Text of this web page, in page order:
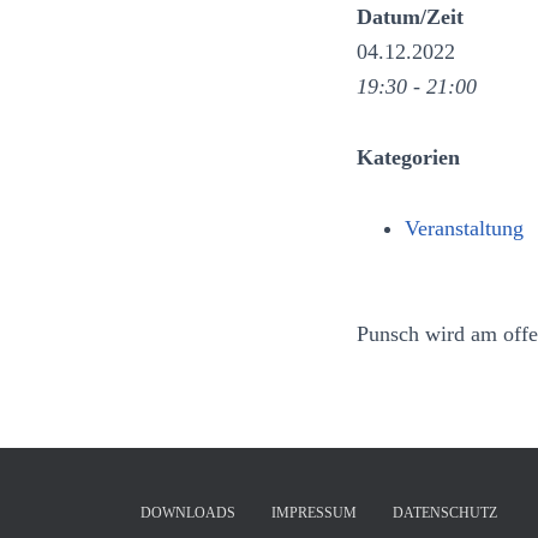
Datum/Zeit
04.12.2022
19:30 - 21:00
Kategorien
Veranstaltung
Punsch wird am
DOWNLOADS IMPRESSUM DATENSCHUTZ